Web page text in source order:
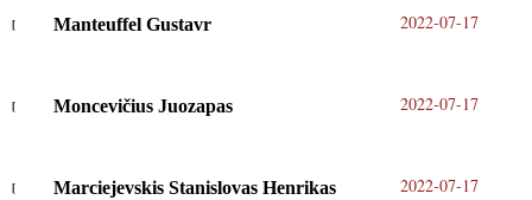
Manteuffel Gustavr 2022-07-17
Moncevičius Juozapas 2022-07-17
Marciejevskis Stanislovas Henrikas 2022-07-17